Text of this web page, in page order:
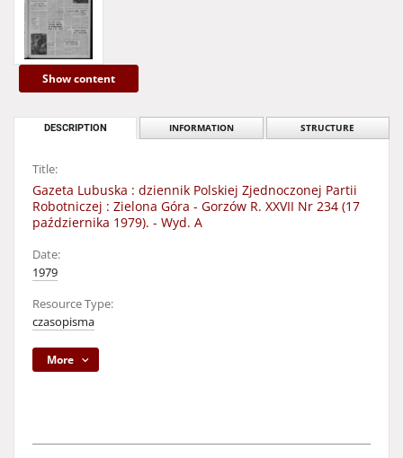
Show content
DESCRIPTION INFORMATION STRUCTURE
Title:
Gazeta Lubuska : dziennik Polskiej Zjednoczonej Partii
Robotniczej : Zielona Góra - Gorzów R. XXVII Nr 234 (17
października 1979). - Wyd. A
Date:
1979
Resource Type:
czasopisma
More